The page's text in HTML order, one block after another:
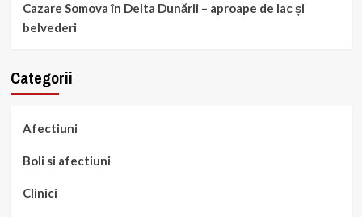
Cazare Somova în Delta Dunării – aproape de lac și
belvederi
Categorii
Afectiuni
Boli si afectiuni
Clinici